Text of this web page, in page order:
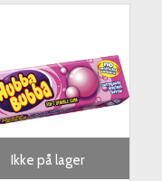
Ikke på lager